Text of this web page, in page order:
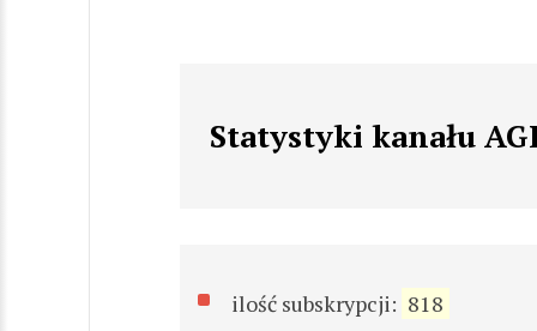
Statystyki kanału
ilość subskrypcji: 818